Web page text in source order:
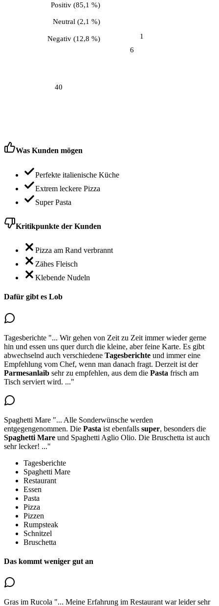
6
Negativ(12,8 %) 1
Neutral(2,1 %)
40
Positiv(85,1 %)
Was Kunden mögen
Perfekte italienische Küche
Extrem leckere Pizza
Super Pasta
Kritikpunkte der Kunden
Pizza am Rand verbrannt
Zähes Fleisch
Klebende Nudeln
Dafür gibt es Lob
Tagesberichte "... Wir gehen von Zeit zu Zeit immer wieder gerne
hin und essen uns quer durch die kleine, aber feine Karte. Es gibt
abwechselnd auch verschiedene Tagesberichte und immer eine
Empfehlung vom Chef, wenn man danach fragt. Derzeit ist der
Parmesanlaib sehr zu empfehlen, aus dem die Pasta frisch am
Tisch serviert wird. ..."
Spaghetti Mare "... Alle Sonderwünsche werden
entgegengenommen. Die Pasta ist ebenfalls super, besonders die
Spaghetti Mare und Spaghetti Aglio Olio. Die Bruschetta ist auch
sehr lecker! ..."
Tagesberichte
Spaghetti Mare
Restaurant
Essen
Pasta
Pizza
Pizzen
Rumpsteak
Schnitzel
Bruschetta
Das kommt weniger gut an
Gras im Rucola "... Meine Erfahrung im Restaurant war leider sehr